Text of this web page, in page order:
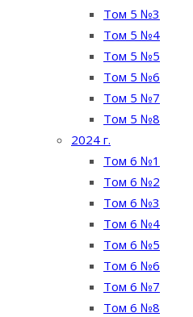
Том 5 №3
Том 5 №4
Том 5 №5
Том 5 №6
Том 5 №7
Том 5 №8
2024 г.
Том 6 №1
Том 6 №2
Том 6 №3
Том 6 №4
Том 6 №5
Том 6 №6
Том 6 №7
Том 6 №8